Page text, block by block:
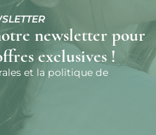
newsletter pour
exclusives !
et la politique de